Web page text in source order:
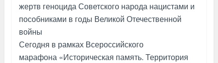
жертв геноцида Советского народа нацистами и
пособниками в годы Великой Отечественной
войны
Сегодня в рамках Всероссийского
марафона «Историческая память. Территория